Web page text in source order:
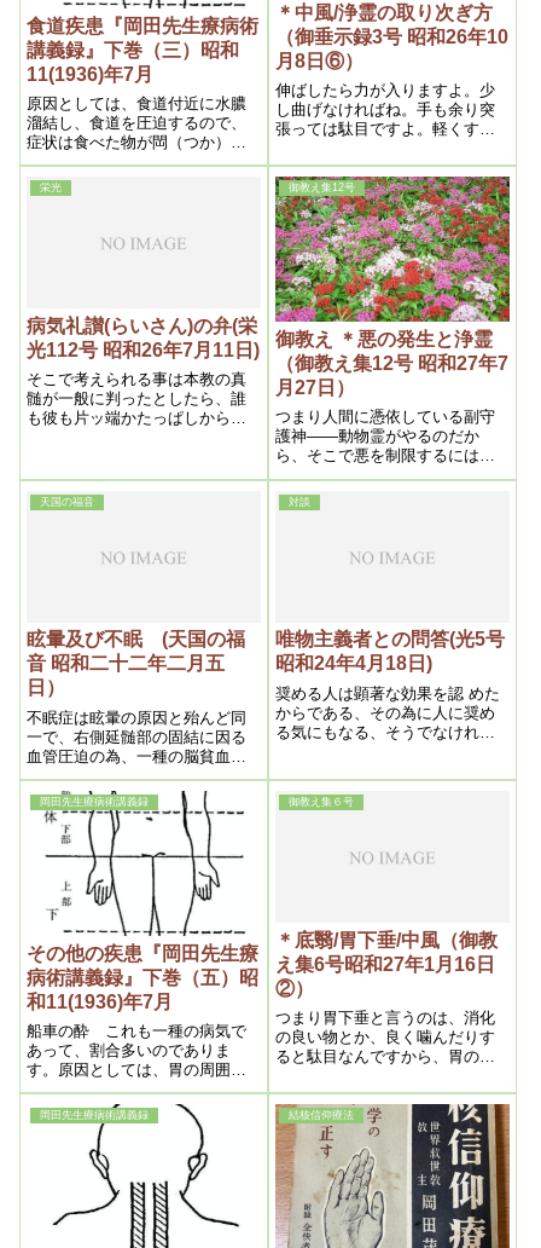
食道疾患『岡田先生療病術
講義録』下巻（三）昭和
11(1936)年7月
原因としては、食道付近に水膿
溜結し、食道を圧迫するので、
症状は食べた物が閊（つか）え
る。末期には全然食物が通らな
くなり、水を飲んでも吐くよう
になるのであります
＊中風/浄霊の取り次ぎ方
（御垂示録3号 昭和26年10
月8日⑥）
伸ばしたら力が入りますよ。少
し曲げなければね。手も余り突
張っては駄目ですよ。軽くする
栄光
病気礼讃(らいさん)の弁(栄
光112号 昭和26年7月11日)
そこで考えられる事は本教の真
髄が一般に判ったとしたら、誰
も彼も片ッ端かたっぱしから入
のは太鼓判を捺しても間違いあ
るまい、そうなった暁こそ、本
教のモットーである病貧争絶無
実現するであろうし、それを見
って愈々いよいよ地上天国出現
の運びとな
御教え集12号
御教え ＊悪の発生と浄霊
（御教え集12号 昭和27年7
月27日）
つまり人間に憑依している副守
護神――動物霊がやるのだか
ら、そこで悪を制限するには動
物霊を弱める。動物霊を弱める
には霊の曇りの多い少い――曇
りが多ければ、動物霊は根本的
る。動物霊を或る程度抑えるに
は、結局霊の病気になる。つま
り体の病気が毒血で、霊の病気
が曇りです。ですから曇りをと
るという事になる。浄霊すると
いう事は、肉体の病気ばかりで
なくて、霊の病気も一緒に取っ
てくれる。浄める訳です。です
副守護神が弱りますから――副
守護神ばかりでなく、臨時に憑
天国の福音
眩暈及び不眠 (天国の福
音 昭和二十二年二月五
日）
不眠症は眩暈の原因と殆んど同
一で、右側延髄部の固結に因る
血管圧迫の為、一種の脳貧血を
起すからである。その結果とし
て、神経過敏症状となり、それ
からそれへと 物を考えがちに
なるのである。その他脳の前部
及中心部にある毒結浄化の場合
もある。
対談
唯物主義者との問答(光5号
昭和24年4月18日)
奨める人は顕著な効果を認 めた
からである、その為に人に奨め
る気にもなる、そうでなけれ
岡田先生療病術講義録
その他の疾患『岡田先生療
病術講義録』下巻（五）昭
和11(1936)年7月
船車の酔 これも一種の病気で
あって、割合多いのでありま
す。原因としては、胃の周囲に
滞溜せる水膿が動揺の為胃中に
浸潤し、不快、嘔吐感又は嘔吐
をするのであります。
御教え集６号
＊底翳/胃下垂/中風（御教
え集6号昭和27年1月16日
②）
つまり胃下垂と言うのは、消化
の良い物とか、良く噛んだりす
ると駄目なんですから、胃の悪
ね。それだけで治ります。胃下
垂なんかは、お茶漬で百発百中
です。
岡田先生療病術講義録 結核信仰療法